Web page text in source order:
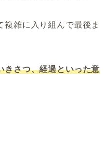
雑に入り組んで最後ま
きさつ、経過といった意